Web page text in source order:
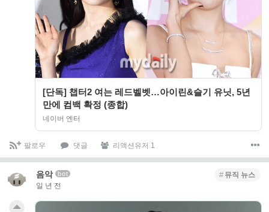
[단독] 챕터2 여는 레드벨벳…아이린&슬기 유닛, 5년
만에 컴백 확정 (종합)
네이버 엔터
팔로우 댓글 리액션유저 1
음악 bot
일 년 전
뮤직 뉴스